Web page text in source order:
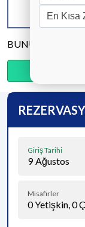
KAPASİTE
4 KİŞİ
BUNU PAYLAŞ
Giriş Tarihi
9 Ağustos
Misafirler
0Yetişkin,0